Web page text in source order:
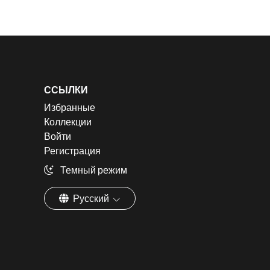
ССЫЛКИ
Избранные
Коллекции
Войти
Регистрация
Темный режим
Русский